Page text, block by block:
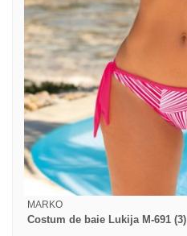
MARKO
Costum de baie Lukija M-691 (3)